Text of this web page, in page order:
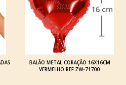
BALÃO METAL CORAÇÃO 16X16CM
VERMELHO REF ZW-71700